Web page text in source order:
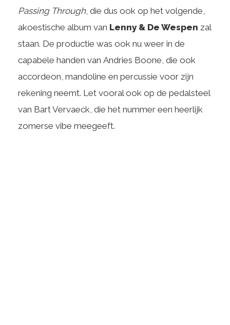
Passing Through, die dus ook op het volgende,
akoestische album van Lenny & De Wespen zal
staan. De productie was ook nu weer in de
capabele handen van Andries Boone, die ook
accordeon, mandoline en percussie voor zijn
rekening neemt. Let vooral ook op de pedalsteel
van Bart Vervaeck, die het nummer een heerlijk
zomerse vibe meegeeft.